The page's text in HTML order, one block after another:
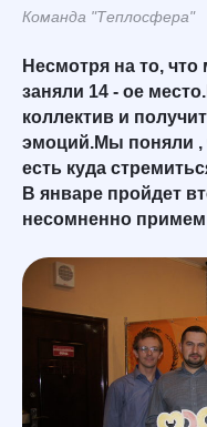
Команда "Теплосфера"
Несмотря на то,
заняли 14 - ое
коллектив и
эмоций.Мы поняли ,
есть куда
В январе пройдет
несомненно примем